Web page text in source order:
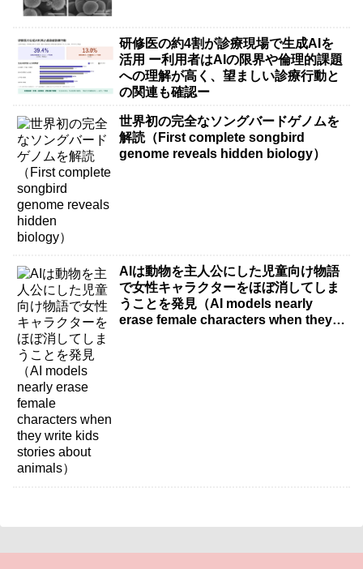
研修医の約4割が診療現場で生成AIを
活用 ー利用者はAIの限界や倫理的課題
への理解が高く、望ましい診療行動と
の関連も確認ー
世界初の完全なソングバードゲノムを
解読（First complete songbird
genome reveals hidden biology）
AIは動物を主人公にした児童向け物語
で女性キャラクターをほぼ消してしま
うことを発見（AI models nearly
erase female characters when they